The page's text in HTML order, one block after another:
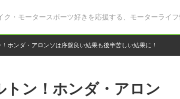
・モータースポーツ好きを応援する、モーターライフ
ホンダ・アロンソは序盤良い結果も後半苦しい結果に！
トン！ホンダ・アロン